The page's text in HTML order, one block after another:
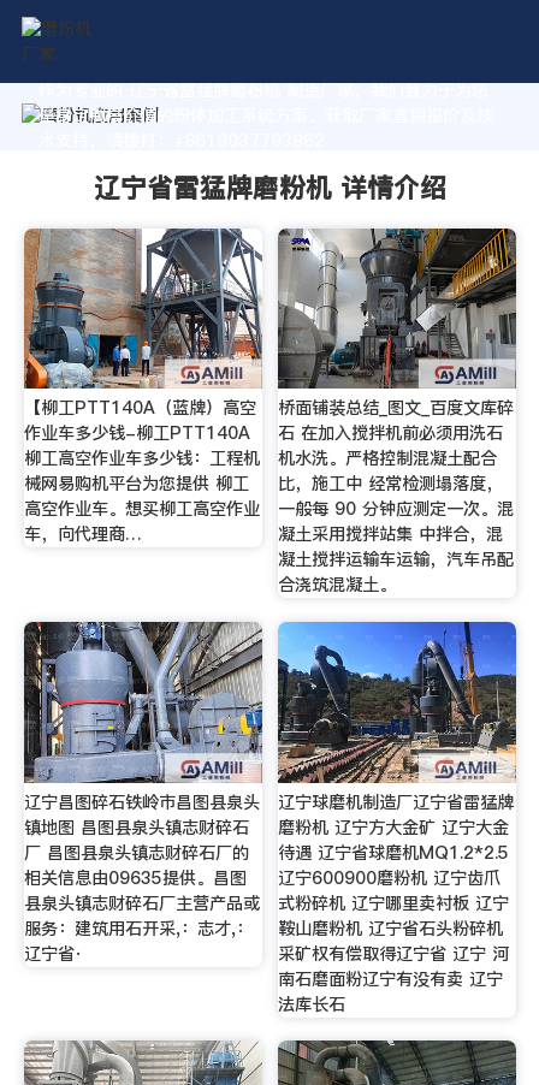
作为专业的 辽宁省雷猛牌磨粉机 制造厂家，我们致力于为您
量身定制高价值的粉体加工系统方案。获取厂家直销报价及技
辽宁省雷猛牌磨粉机 详情介绍
【柳工PTT140A（蓝牌）高空
作业车多少钱-柳工PTT140A
柳工高空作业车多少钱：工程机
械网易购机平台为您提供 柳工
高空作业车。想买柳工高空作业
车，向代理商…
桥面铺装总结_图文_百度文库碎
石 在加入搅拌机前必须用洗石
机水洗。严格控制混凝土配合
比，施工中 经常检测塌落度，
一般每 90 分钟应测定一次。混
凝土采用搅拌站集 中拌合，混
凝土搅拌运输车运输，汽车吊配
合浇筑混凝土。
辽宁昌图碎石铁岭市昌图县泉头
镇地图 昌图县泉头镇志财碎石
厂 昌图县泉头镇志财碎石厂的
相关信息由09635提供。昌图
县泉头镇志财碎石厂主营产品或
服务：建筑用石开采,：志才,：
辽宁省·
辽宁球磨机制造厂辽宁省雷猛牌
磨粉机 辽宁方大金矿 辽宁大金
待遇 辽宁省球磨机MQ1.2*2.5
辽宁600900磨粉机 辽宁齿爪
式粉碎机 辽宁哪里卖衬板 辽宁
鞍山磨粉机 辽宁省石头粉碎机
采矿权有偿取得辽宁省 辽宁 河
南石磨面粉辽宁有没有卖 辽宁
法库长石